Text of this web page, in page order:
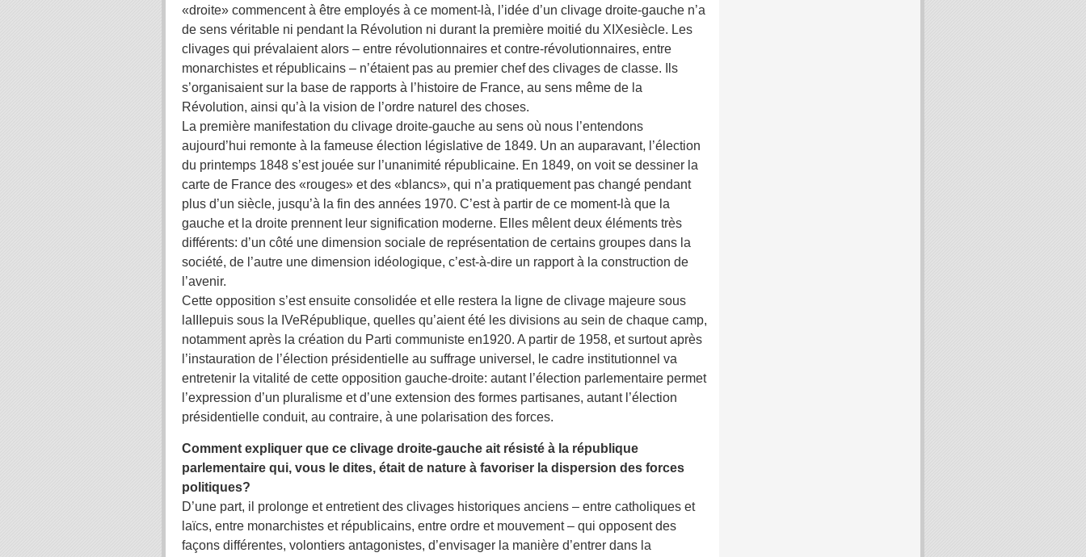
«droite» commencent à être employés à ce moment-là, l’idée d’un clivage droite-gauche n’a
de sens véritable ni pendant la Révolution ni durant la première moitié du XIXesiècle. Les
clivages qui prévalaient alors – entre révolutionnaires et contre-révolutionnaires, entre
monarchistes et républicains – n’étaient pas au premier chef des clivages de classe. Ils
s’organisaient sur la base de rapports à l’histoire de France, au sens même de la
Révolution, ainsi qu’à la vision de l’ordre naturel des choses.
La première manifestation du clivage droite-gauche au sens où nous l’entendons
aujourd’hui remonte à la fameuse élection législative de 1849. Un an auparavant, l’élection
du printemps 1848 s’est jouée sur l’unanimité républicaine. En 1849, on voit se dessiner la
carte de France des «rouges» et des «blancs», qui n’a pratiquement pas changé pendant
plus d’un siècle, jusqu’à la fin des années 1970. C’est à partir de ce moment-là que la
gauche et la droite prennent leur signification moderne. Elles mêlent deux éléments très
différents: d’un côté une dimension sociale de représentation de certains groupes dans la
société, de l’autre une dimension idéologique, c’est-à-dire un rapport à la construction de
l’avenir.
Cette opposition s’est ensuite consolidée et elle restera la ligne de clivage majeure sous
laIIIepuis sous la IVeRépublique, quelles qu’aient été les divisions au sein de chaque camp,
notamment après la création du Parti communiste en1920. A partir de 1958, et surtout après
l’instauration de l’élection présidentielle au suffrage universel, le cadre institutionnel va
entretenir la vitalité de cette opposition gauche-droite: autant l’élection parlementaire permet
l’expression d’un pluralisme et d’une extension des formes partisanes, autant l’élection
présidentielle conduit, au contraire, à une polarisation des forces.
Comment expliquer que ce clivage droite-gauche ait résisté à la république
parlementaire qui, vous le dites, était de nature à favoriser la dispersion des forces
politiques?
D’une part, il prolonge et entretient des clivages historiques anciens – entre catholiques et
laïcs, entre monarchistes et républicains, ­entre ordre et mouvement – qui opposent des
façons différentes, volontiers antagonistes, d’envisager la manière d’entrer dans la